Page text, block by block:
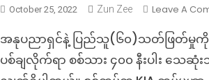
October 25, 2022 Zun Zee Leave A
အနုပညာရှင်နဲ့ ပြည်သူ(၆၀)သတ်ဖြတ်မှု
ပစ်ချလိုက်ရာ စစ်သား ၄၀၀ နီးပါး